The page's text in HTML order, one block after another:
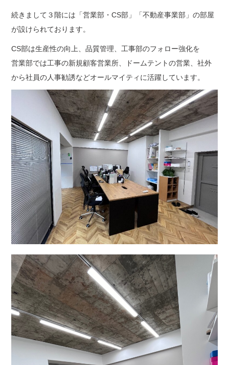
続きまして３階には「営業部・CS部」「不動産事業部」の部屋
が設けられております。
CS部は生産性の向上、品質管理、工事部のフォロー強化を
営業部では工事の新規顧客営業所、ドームテントの営業、社外
から社員の人事勧誘などオールマイティに活躍しています。